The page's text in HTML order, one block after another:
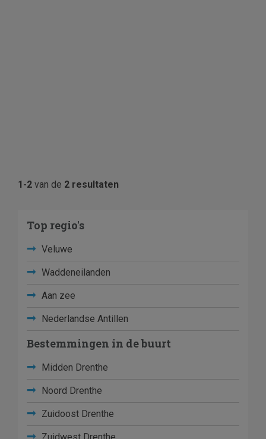
1-2 van de 2 resultaten
Top regio's
Veluwe
Waddeneilanden
Aan zee
Nederlandse Antillen
Bestemmingen in de buurt
Midden Drenthe
Noord Drenthe
Zuidoost Drenthe